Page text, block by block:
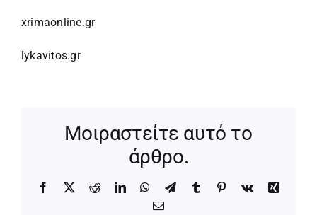
xrimaonline.gr
lykavitos.gr
Μοιραστείτε αυτό το
άρθρο.
Facebook
X RedditLinkedInWhatsApp
TelegramTumblr Pinterest
Vk
Xing
Email